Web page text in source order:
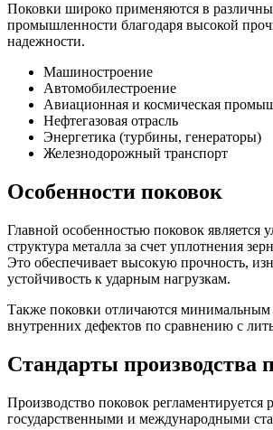
Поковки широко применяются в
промышленности благодаря высокой
надежности.
Машиностроение
Автомобилестроение
Авиационная и космическая
Нефтегазовая отрасль
Энергетика (турбины, генераторы)
Железнодорожный транспорт
Особенности поковок
Главной особенностью поковок является
структура металла за счет уплотнения
Это обеспечивает высокую прочность,
устойчивость к ударным нагрузкам.
Также поковки отличаются минимальным
внутренних дефектов по сравнению с
Стандарты производства
Производство поковок регламентируется
государственными и международными